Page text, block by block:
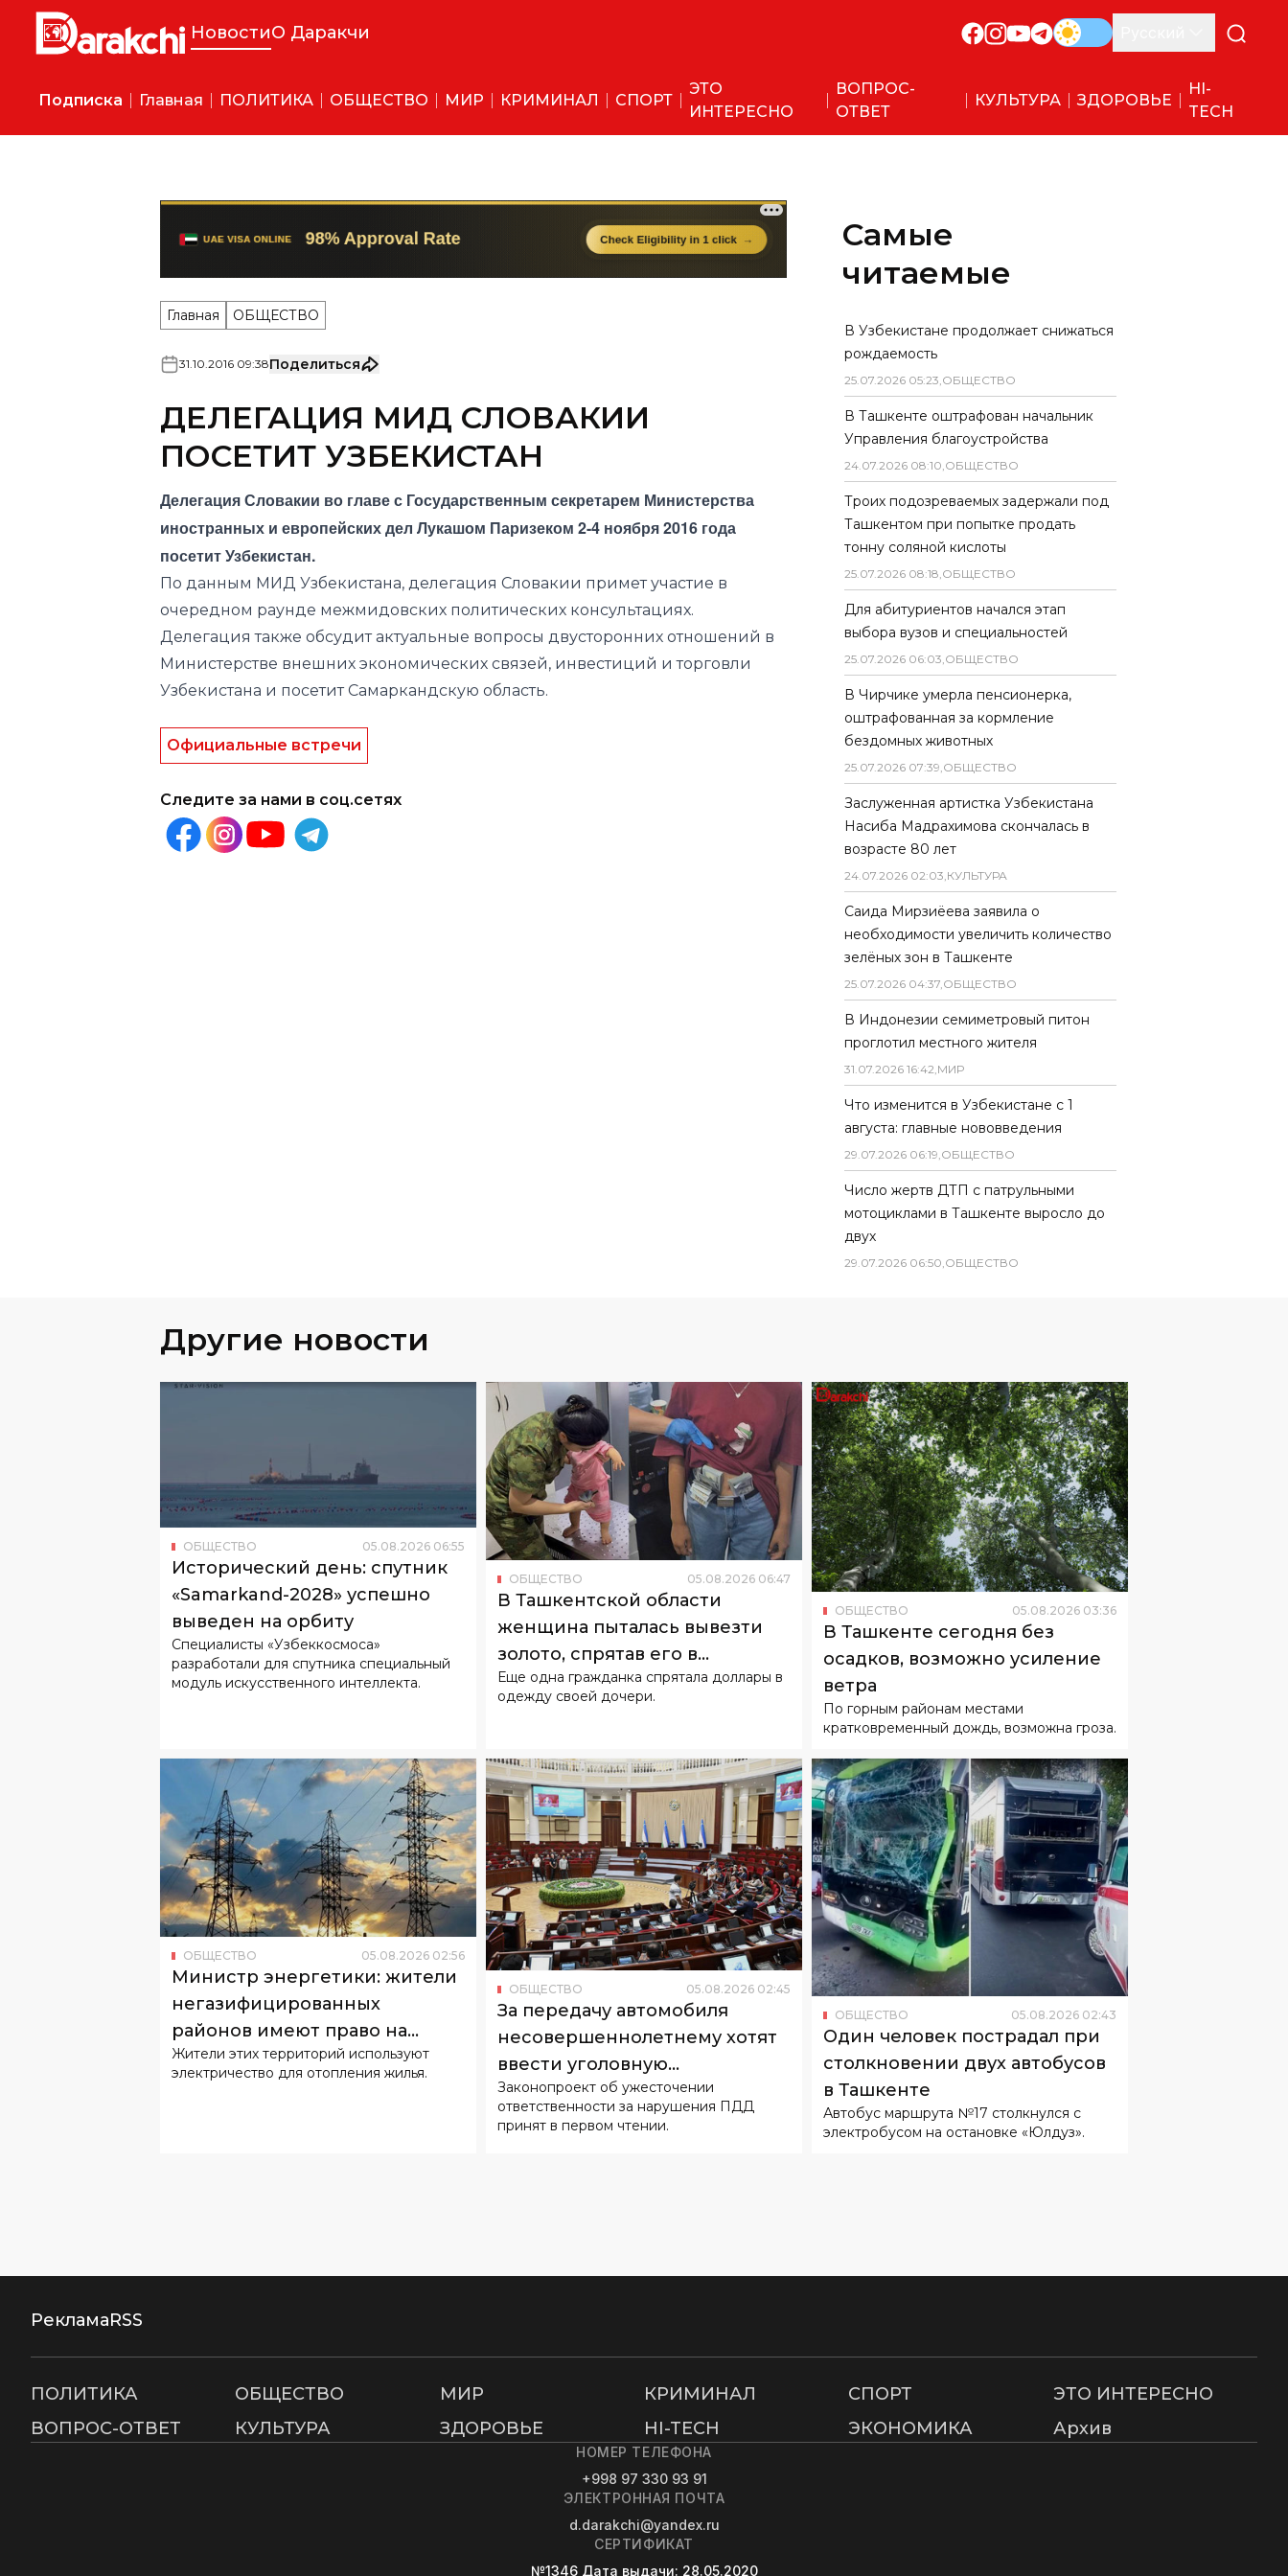
НовостиО Даракчи
Подписка Главная ПОЛИТИКА ОБЩЕСТВО МИР КРИМИНАЛ СПОРТ
ЭТО
ИНТЕРЕСНО
ВОПРОС-
ОТВЕТ
КУЛЬТУРА ЗДОРОВЬЕ
HI-
TECH
Главная ОБЩЕСТВО
31 10 2016 09:38Поделиться
ДЕЛЕГАЦИЯ МИД СЛОВАКИИ
ПОСЕТИТ УЗБЕКИСТАН
Делегация Словакии во главе с Государственным секретарем Министерства
иностранных и европейских дел Лукашом Паризеком 2-4 ноября 2016 года
посетит Узбекистан.
По данным МИД Узбекистана, делегация Словакии примет участие в
очередном раунде межмидовских политических консультациях.
Делегация также обсудит актуальные вопросы двусторонних отношений в
Министерстве внешних экономических связей, инвестиций и торговли
Узбекистана и посетит Самаркандскую область.
Официальные встречи
Следите за нами в соц.сетях
Самые
читаемые
В Узбекистане продолжает снижаться
рождаемость
25.07.2026 05:23,ОБЩЕСТВО
В Ташкенте оштрафован начальник
Управления благоустройства
24.07.2026 08:10,ОБЩЕСТВО
Троих подозреваемых задержали под
Ташкентом при попытке продать
тонну соляной кислоты
25.07.2026 08:18,ОБЩЕСТВО
Для абитуриентов начался этап
выбора вузов и специальностей
25.07.2026 06:03,ОБЩЕСТВО
В Чирчике умерла пенсионерка,
оштрафованная за кормление
бездомных животных
25.07.2026 07:39,ОБЩЕСТВО
Заслуженная артистка Узбекистана
Насиба Мадрахимова скончалась в
возрасте 80 лет
24.07.2026 02:03,КУЛЬТУРА
Саида Мирзиёева заявила о
необходимости увеличить количество
зелёных зон в Ташкенте
25.07.2026 04:37,ОБЩЕСТВО
В Индонезии семиметровый питон
проглотил местного жителя
31.07.2026 16:42,МИР
Что изменится в Узбекистане с 1
августа: главные нововведения
29.07.2026 06:19,ОБЩЕСТВО
Число жертв ДТП с патрульными
мотоциклами в Ташкенте выросло до
двух
29.07.2026 06:50,ОБЩЕСТВО
Другие новости
ОБЩЕСТВО 05.08.2026 06:55
Исторический день: спутник
«Samarkand-2028» успешно
выведен на орбиту
Специалисты «Узбеккосмоса»
разработали для спутника специальный
модуль искусственного интеллекта.
ОБЩЕСТВО 05.08.2026 06:47
В Ташкентской области
женщина пыталась вывезти
золото, спрятав его в
подгузнике ребенка
Еще одна гражданка спрятала доллары в
одежду своей дочери.
ОБЩЕСТВО 05.08.2026 03:36
В Ташкенте сегодня без
осадков, возможно усиление
ветра
По горным районам местами
кратковременный дождь, возможна гроза.
ОБЩЕСТВО 05.08.2026 02:56
Министр энергетики: жители
негазифицированных
районов имеют право на
льготный тариф
Жители этих территорий используют
электричество для отопления жилья.
ОБЩЕСТВО 05.08.2026 02:45
За передачу автомобиля
несовершеннолетнему хотят
ввести уголовную
ответственность
Законопроект об ужесточении
ответственности за нарушения ПДД
принят в первом чтении.
ОБЩЕСТВО 05.08.2026 02:43
Один человек пострадал при
столкновении двух автобусов
в Ташкенте
Автобус маршрута №17 столкнулся с
электробусом на остановке «Юлдуз».
РекламаRSS
ПОЛИТИКА ОБЩЕСТВО МИР КРИМИНАЛ СПОРТ
ЭТО ИНТЕРЕСНО
ВОПРОС-ОТВЕТ
КУЛЬТУРА ЗДОРОВЬЕ HI-TECH ЭКОНОМИКА Архив
НОМЕР ТЕЛЕФОНА
+998 97 330 93 91
ЭЛЕКТРОННАЯ ПОЧТА
d.darakchi@yandex.ru
СЕРТИФИКАТ
№1346 Дата выдачи: 28.05.2020